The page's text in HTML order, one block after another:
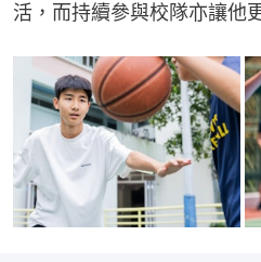
活，而持續參與校隊亦讓他